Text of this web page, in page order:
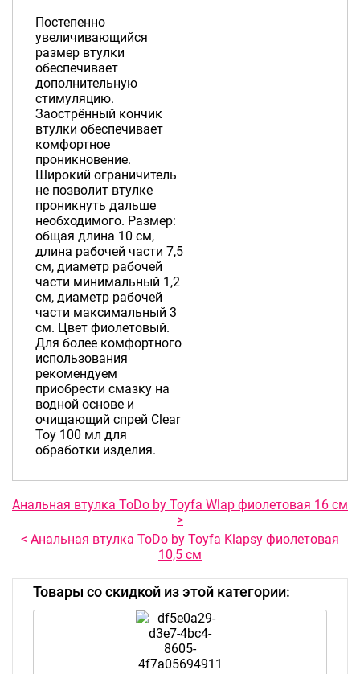
Постепенно
увеличивающийся
размер втулки
обеспечивает
дополнительную
стимуляцию.
Заострённый кончик
втулки обеспечивает
комфортное
проникновение.
Широкий ограничитель
не позволит втулке
проникнуть дальше
необходимого. Размер:
общая длина 10 см,
длина рабочей части 7,5
см, диаметр рабочей
части минимальный 1,2
см, диаметр рабочей
части максимальный 3
см. Цвет фиолетовый.
Для более комфортного
использования
рекомендуем
приобрести смазку на
водной основе и
очищающий спрей Clear
Toy 100 мл для
обработки изделия.
Анальная втулка ToDo by Toyfa Wlap фиолетовая 16 см
>
< Анальная втулка ToDo by Toyfa Klapsy фиолетовая
10,5 см
Товары со скидкой из этой категории: